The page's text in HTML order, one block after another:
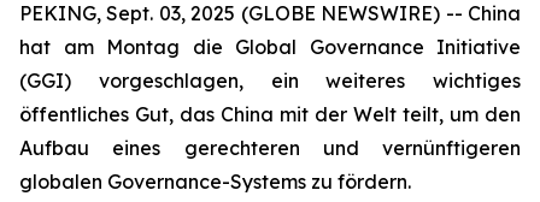
PEKING, Sept. 03, 2025 (GLOBE NEWSWIRE) -- China
hat am Montag die Global Governance Initiative
(GGI) vorgeschlagen, ein weiteres wichtiges
öffentliches Gut, das China mit der Welt teilt, um den
Aufbau eines gerechteren und vernünftigeren
globalen Governance-Systems zu fördern.